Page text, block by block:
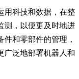
用科技和数据，在整
测，以便更及时地进
和零部件的管理，
广泛地部署机器人和